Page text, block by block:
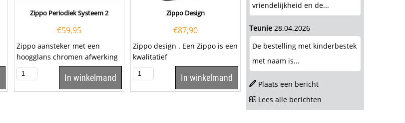
Zippo Periodiek Systeem 2
€59,95
Zippo aansteker met een
hoogglans chromen afwerking
en aan de voorzijde een
opdruk van het een...In winkelmand
Zippo Design
€87,90
Zippo design . Een Zippo is een
kwalitatief
goede aansteker met de
welbekende...
In winkelmand
vriendelijkheid en de...
Teunie 28.04.2026
De bestelling met kinderbestek
met naam is...
Plaats een bericht
Lees alle berichten